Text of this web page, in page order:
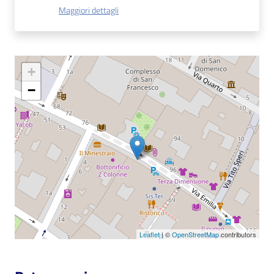
su
Catalogo
on line
Maggiori dettagli
+
−
Leaflet| ©OpenStreetMapcontributors